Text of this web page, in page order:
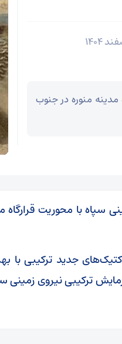
مدینه منوره در جنوب
سپاه با محوریت قرارگاه
جدید ترکیبی با
ترکیبی نیروی زمینی